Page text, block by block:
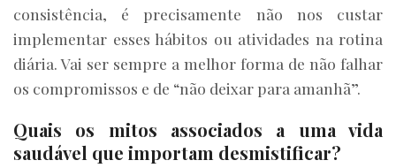
consistência, é precisamente não nos custar
implementar esses hábitos ou atividades na rotina
diária. Vai ser sempre a melhor forma de não falhar
os compromissos e de “não deixar para amanhã”.
Quais os mitos associados a uma vida
saudável que importam desmistificar?